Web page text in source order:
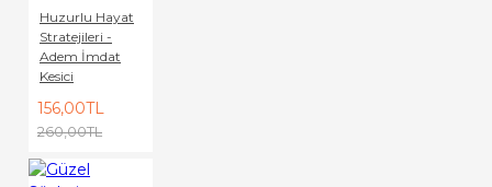
Huzurlu Hayat
Stratejileri -
Adem İmdat
Kesici
156,00TL
260,00TL